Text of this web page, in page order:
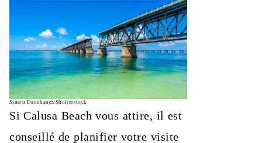
Simon Dannhauer/Shutterstock
Si Calusa Beach vous attire, il est
conseillé de planifier votre visite